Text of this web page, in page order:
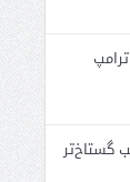
گستاخ‌تر